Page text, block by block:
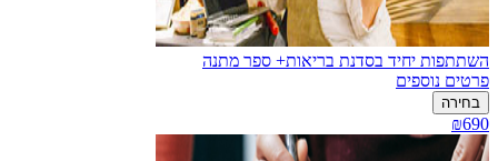
השתתפות יחיד בסדנת בריאות+ ספר מתנה
פרטים נוספים
בחירה
₪690